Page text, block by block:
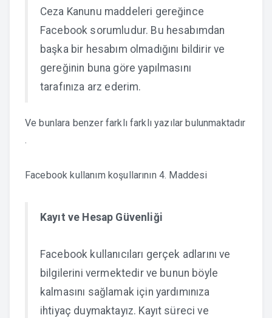
Ceza Kanunu maddeleri gereğince
Facebook sorumludur. Bu hesabımdan
başka bir hesabım olmadığını bildirir ve
gereğinin buna göre yapılmasını
tarafınıza arz ederim.
Ve bunlara benzer farklı farklı yazılar bulunmaktadır
.
Facebook kullanım koşullarının 4. Maddesi
Kayıt ve Hesap Güvenliği
Facebook kullanıcıları gerçek adlarını ve
bilgilerini vermektedir ve bunun böyle
kalmasını sağlamak için yardımınıza
ihtiyaç duymaktayız. Kayıt süreci ve